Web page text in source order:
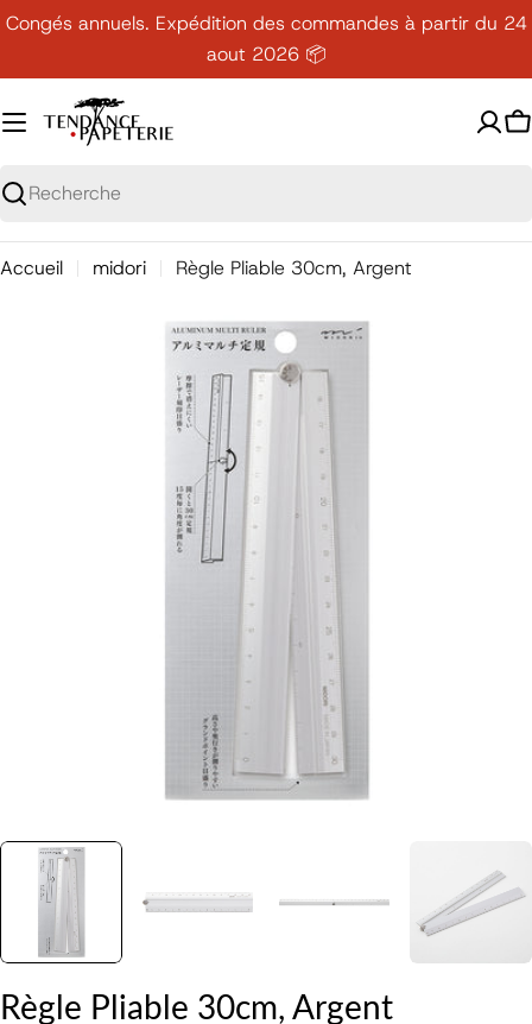
Passer
contenu
Congés annuels. Expédition des commandes à partir du 24
aout 2026 📦
Recherche
Accueil midori Règle Pliable 30cm, Argent
le média 0 en mode modal
Règle Pliable 30cm, Argent